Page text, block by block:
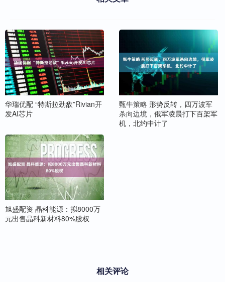
华瑞优配 “特斯拉劲敌”Rivian开
发AI芯片
甄牛策略 形势反转，四万波军
杀向边境，俄军凌晨打下百架军
机，北约中计了
旭盛配资 晶科能源：拟8000万
元出售晶科新材料80%股权
相关评论